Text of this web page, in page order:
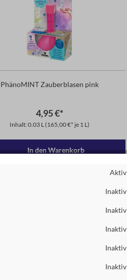
PhänoMINT Zauberblasen pink
4,95 €*
Inhalt: 0.03 L (165,00 €* je 1 L)
In den Warenkorb
Aktiv
Inaktiv
Inaktiv
Inaktiv
Inaktiv
Inaktiv